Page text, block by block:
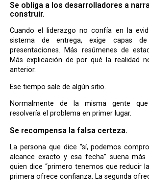
Se obliga a los desarrolladores a
construir.
Cuando el liderazgo no confía en la evidencia que sale del
sistema de entrega, exige capas de
presentaciones. Más resúmenes de
Más explicación de por qué la realidad
anterior.
Ese tiempo sale de algún sitio.
Normalmente de la misma gente que se suponía que
resolvería el problema en primer lugar.
Se recompensa la falsa certeza.
La persona que dice “sí, podemos comprometernos con ese
alcance exacto y esa fecha” suena
quien dice “primero tenemos que reducir
primera ofrece confianza. La segunda